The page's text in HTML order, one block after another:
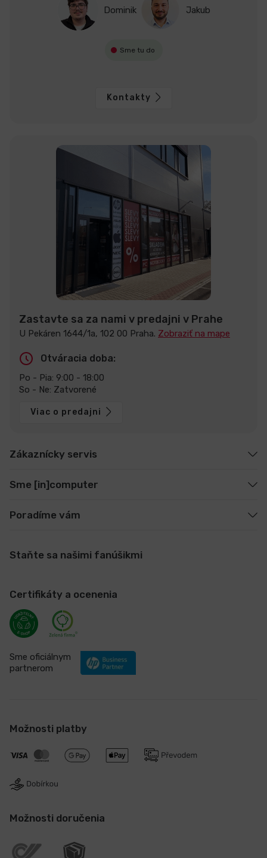
Dominik Jakub
Sme tu do
Kontakty
Zastavte sa za nami v predajni v Prahe
U Pekáren 1644/1a, 102 00 Praha. Zobraziť na mape
Otváracia doba:
Po - Pia: 9:00 - 18:00
So - Ne: Zatvorené
Viac o predajni
Zákaznícky servis
Sme [in]computer
Poradíme vám
Staňte sa našimi fanúšikmi
Certifikáty a ocenenia
Sme oficiálnym
partnerom
Možnosti platby
Možnosti doručenia